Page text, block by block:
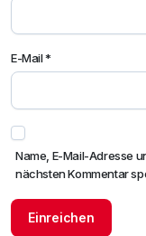
E-Mail*
Name, E-Mail-Adresse
nächsten Kommentar